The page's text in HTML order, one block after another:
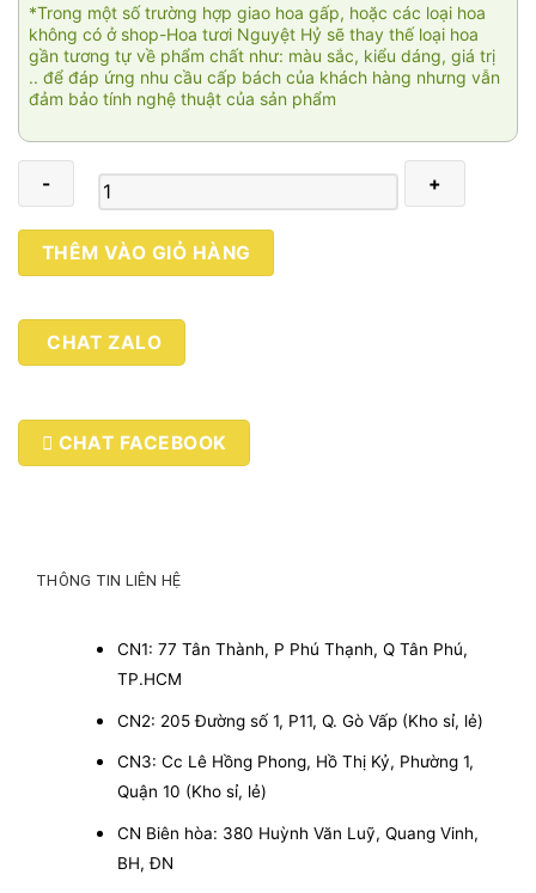
*Trong một số trường hợp giao hoa gấp, hoặc các loại hoa
không có ở shop-Hoa tươi Nguyệt Hỷ sẽ thay thế loại hoa
gần tương tự về phẩm chất như: màu sắc, kiểu dáng, giá trị
.. để đáp ứng nhu cầu cấp bách của khách hàng nhưng vẫn
đảm bảo tính nghệ thuật của sản phẩm
Green
02
lượng
THÊM VÀO GIỎ HÀNG
CHAT ZALO
CHAT FACEBOOK
THÔNG TIN LIÊN HỆ
CN1: 77 Tân Thành, P Phú Thạnh, Q Tân Phú,
TP.HCM
CN2: 205 Đường số 1, P11, Q. Gò Vấp (Kho sỉ, lẻ)
CN3: Cc Lê Hồng Phong, Hồ Thị Kỷ, Phường 1,
Quận 10 (Kho sỉ, lẻ)
CN Biên hòa: 380 Huỳnh Văn Luỹ, Quang Vinh,
BH, ĐN